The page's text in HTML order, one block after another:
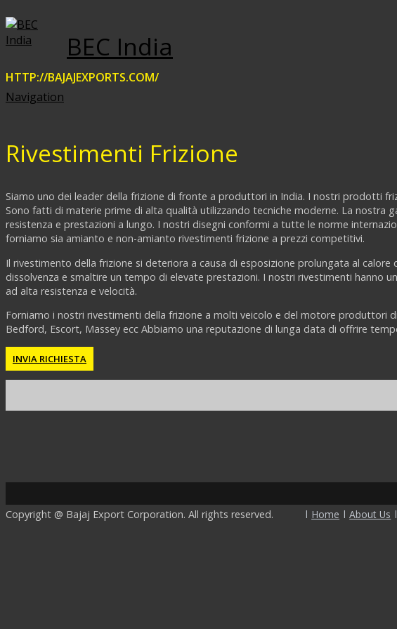
BEC India
HTTP://BAJAJEXPORTS.COM/
Navigation
Rivestimenti Frizione
Siamo uno dei leader della frizione di fronte a produttori in India. I nostri prodotti
Sono fatti di materie prime di alta qualità utilizzando tecniche moderne. La nostra
resistenza e prestazioni a lungo. I nostri disegni conformi a tutte le norme
forniamo sia amianto e non-amianto rivestimenti frizione a prezzi competitivi.
Il rivestimento della frizione si deteriora a causa di esposizione prolungata al
dissolvenza e smaltire un tempo di elevate prestazioni. I nostri rivestimenti hanno
ad alta resistenza e velocità.
Forniamo i nostri rivestimenti della frizione a molti veicolo e del motore produttori
Bedford, Escort, Massey ecc Abbiamo una reputazione di lunga data di offrire
INVIA RICHIESTA
Copyright @ Bajaj Export Corporation. All rights reserved. l Home l About Us l